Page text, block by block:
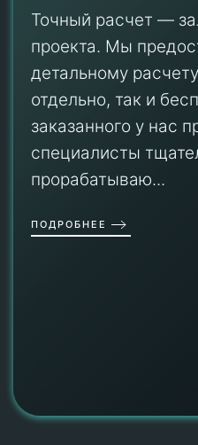
Точный расчет —
проекта. Мы
детальному
отдельно, так и
заказанного у нас
специалисты
прорабатываю...
ПОДРОБНЕЕ